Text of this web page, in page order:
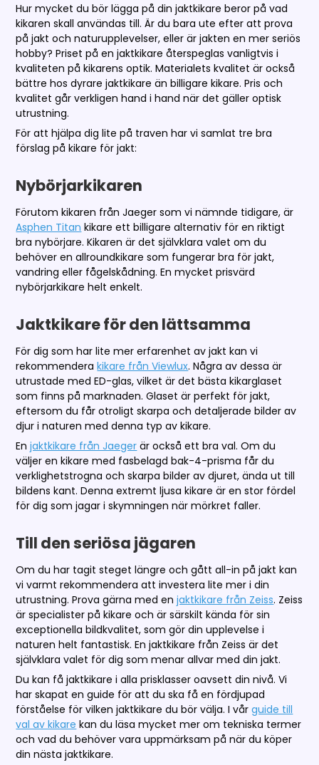
Hur mycket du bör lägga på din jaktkikare beror på vad
kikaren skall användas till. Är du bara ute efter att prova
på jakt och naturupplevelser, eller är jakten en mer seriös
hobby? Priset på en jaktkikare återspeglas vanligtvis i
kvaliteten på kikarens optik. Materialets kvalitet är också
bättre hos dyrare jaktkikare än billigare kikare. Pris och
kvalitet går verkligen hand i hand när det gäller optisk
utrustning.
För att hjälpa dig lite på traven har vi samlat tre bra
förslag på kikare för jakt:
Nybörjarkikaren
Förutom kikaren från Jaeger som vi nämnde tidigare, är
Asphen Titan kikare ett billigare alternativ för en riktigt
bra nybörjare. Kikaren är det självklara valet om du
behöver en allroundkikare som fungerar bra för jakt,
vandring eller fågelskådning. En mycket prisvärd
nybörjarkikare helt enkelt.
Jaktkikare för den lättsamma
För dig som har lite mer erfarenhet av jakt kan vi
rekommenderakikare från Viewlux. Några av dessa är
utrustade med ED-glas, vilket är det bästa kikarglaset
som finns på marknaden. Glaset är perfekt för jakt,
eftersom du får otroligt skarpa och detaljerade bilder av
djur i naturen med denna typ av kikare.
Enjaktkikare från Jaeger är också ett bra val. Om du
väljer en kikare med fasbelagd bak-4-prisma får du
verklighetstrogna och skarpa bilder av djuret, ända ut till
bildens kant. Denna extremt ljusa kikare är en stor fördel
för dig som jagar i skymningen när mörkret faller.
Till den seriösa jägaren
Om du har tagit steget längre och gått all-in på jakt kan
vi varmt rekommendera att investera lite mer i din
utrustning. Prova gärna med enjaktkikare från Zeiss. Zeiss
är specialister på kikare och är särskilt kända för sin
exceptionella bildkvalitet, som gör din upplevelse i
naturen helt fantastisk. En jaktkikare från Zeiss är det
självklara valet för dig som menar allvar med din jakt.
Du kan få jaktkikare i alla prisklasser oavsett din nivå. Vi
har skapat en guide för att du ska få en fördjupad
förståelse för vilken jaktkikare du bör välja. I vårguide till
val av kikare kan du läsa mycket mer om tekniska termer
och vad du behöver vara uppmärksam på när du köper
din nästa jaktkikare.